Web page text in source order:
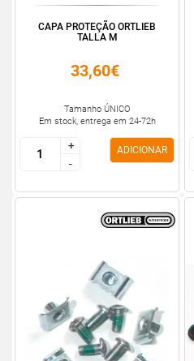
CAPA PROTEÇÃO ORTLIEB
TALLA M
33,60€
Tamanho ÚNICO
Em stock, entrega em 24-72h
+
-
+
-
ADICIONAR